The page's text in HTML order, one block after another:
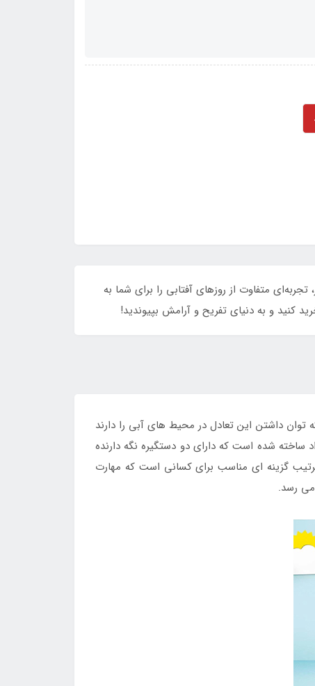
متفاوت از روزهای آفتابی را برای شما به
کنید و به دنیای تفریح و آرامش بپیوندید!
داشتن این تعادل در محیط های آبی را دارند
شده است که دارای دو دستگیره نگه دارنده
گزینه ای مناسب برای کسانی است که مهارت
می رسد.